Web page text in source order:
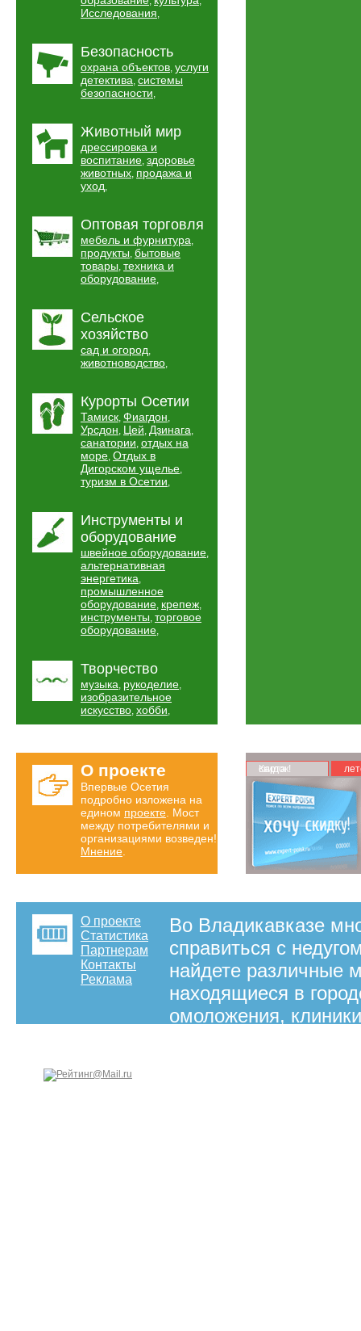
Исследования,
Безопасность
охрана объектов, услуги
детектива, системы
безопасности,
Животный мир
дрессировка и
воспитание, здоровье
животных, продажа и
уход,
Оптовая торговля
мебель и фурнитура,
продукты, бытовые
товары, техника и
оборудование,
Сельское
хозяйство
сад и огород,
животноводство,
Курорты Осетии
Тамиск, Фиагдон,
Урсдон, Цей, Дзинага,
санатории, отдых на
море, Отдых в
Дигорском ущелье,
туризм в Осетии,
Инструменты и
оборудование
швейное оборудование,
альтернативная
энергетика,
промышленное
оборудование, крепеж,
инструменты, торговое
оборудование,
Творчество
музыка, рукоделие,
изобразительное
искусство, хобби,
О проекте
Впервые Осетия
подробно изложена на
едином проекте . Мост
между потребителями и
организациями возведен!
Мнение
Карта скидок!
О проекте
Статистика
Партнерам
Контакты
Реклама
Во Владикавказе
справиться с
найдете различные
находящиеся в
омоложения,